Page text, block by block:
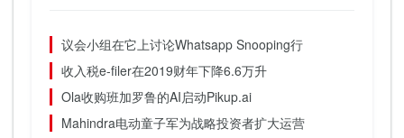
议会小组在它上讨论Whatsapp Snooping行
收入税e-filer在2019财年下降6.6万升
Ola收购班加罗鲁的AI启动Pikup.ai
Mahindra电动童子军为战略投资者扩大运营